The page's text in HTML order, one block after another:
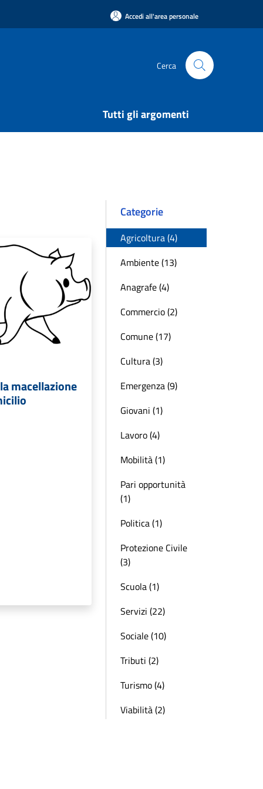
Accedi all'area personale
Cerca
Tutti gli argomenti
macellazione
Categorie
Agricoltura (4)
Ambiente (13)
Anagrafe (4)
Commercio (2)
Comune (17)
Cultura (3)
Emergenza (9)
Giovani (1)
Lavoro (4)
Mobilità (1)
Pari opportunità
(1)
Politica (1)
Protezione Civile
(3)
Scuola (1)
Servizi (22)
Sociale (10)
Tributi (2)
Turismo (4)
Viabilità (2)